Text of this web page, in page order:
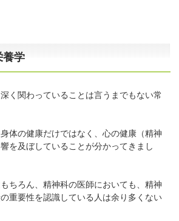
養学
く関わっていることは言うまでもない常
体の健康だけではなく、心の健康（精神
を及ぼしていることが分かってきまし
ちろん、精神科の医師においても、精神
重要性を認識している人は余り多くない